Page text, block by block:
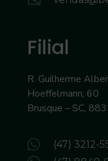
Filial
R. Guilherme
Hoeffelmann, 60
Brusque – SC,
(47) 3212-